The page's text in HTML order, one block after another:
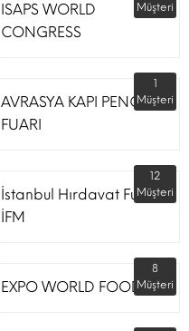
ISAPS WORLD
CONGRESS
Müşteri
AVRASYA KAPI PENCERE
FUARI
1
Müşteri
İstanbul Hırdavat Fuarı
İFM
12
Müşteri
EXPO WORLD FOOD
8
Müşteri